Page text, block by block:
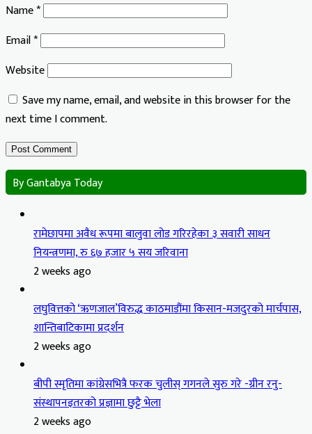
Name*
Email*
Website
Save my name, email, and website in this browser for the
next time I comment.
By Gantabya Today
रामेछापमा अवैध रूपमा बालुवा लोड गरिरहेका ३ सवारी साधन
नियन्त्रणमा, रु ६७ हजार ५ सय जरिवाना
2 weeks ago
लघुवित्तको ‘ऋणजाल’विरुद्ध काठमाडौंमा किसान-मजदुरको मार्चपास,
शान्तिबाटिकामा प्रदर्शन
2 weeks ago
बीपी स्मृतिमा कांग्रेसभित्रै फरक चुलीस् गगनले सुरु गरे -ग्रीन रनु-
संस्थापनइतरको प्रज्ञामा छुट्टै भेला
2 weeks ago